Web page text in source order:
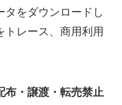
タをダウンロードし
トレース、商用利用
布・譲渡・転売禁止